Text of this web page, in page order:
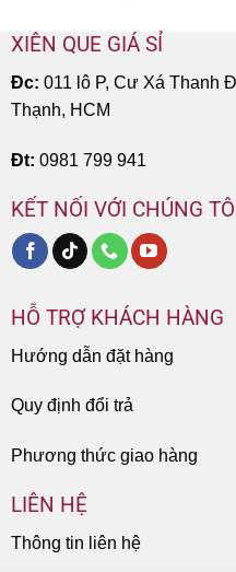
XIÊN QUE GIÁ SỈ
Đc: 011 lô P, Cư Xá Thanh
Thạnh, HCM
Đt: 0981 799 941
KẾT NỐI VỚI CHÚNG
HỖ TRỢ KHÁCH HÀNG
Hướng dẫn đặt hàng
Quy định đổi trả
Phương thức giao hàng
LIÊN HỆ
Thông tin liên hệ